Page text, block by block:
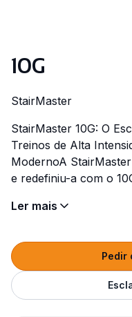
10G
StairMaster
StairMaster 10G: O
Treinos de Alta
ModernoA
e redefiniu-a com o
Ler mais
Pedir